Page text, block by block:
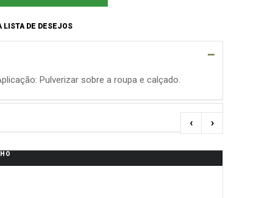
LISTA DE DESEJOS
Pulverizar sobre a roupa e calçado.
‹ ›